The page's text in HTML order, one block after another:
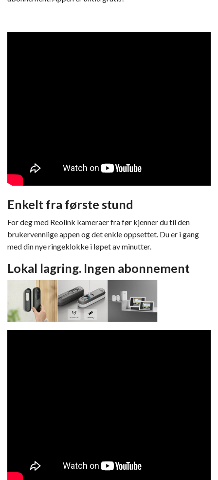
Enkelt fra første stund
For deg med Reolink kameraer fra før kjenner du til den
brukervennlige appen og det enkle oppsettet. Du er i gang
med din nye ringeklokke i løpet av minutter.
Lokal lagring. Ingen abonnement